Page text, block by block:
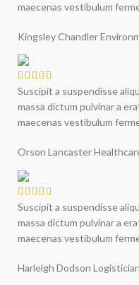
maecenas vestibulum
Kingsley Chandler
Suscipit a suspendisse
massa dictum pulvinar a
maecenas vestibulum
Orson Lancaster
Suscipit a suspendisse
massa dictum pulvinar a
maecenas vestibulum
Harleigh DodsonLogistician